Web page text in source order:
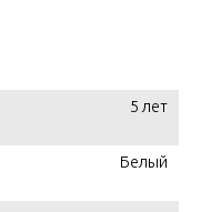
5 лет
Белый